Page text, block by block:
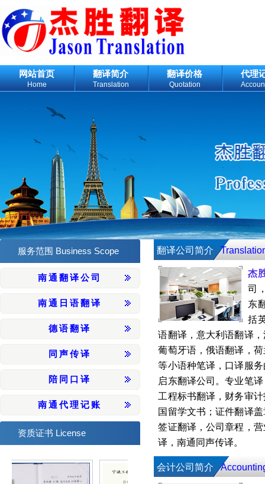
网站首页
Home
翻译简介
Translation
翻译价格
Quotation
代理
服务范围 Business Scope
南通翻译公司
南通日语翻译
德语翻译
同声传译
陪同口译
南通代理记账
资质证书 License
翻译公司简介
杰
司
东
括
语翻译，意大利语翻译
葡萄牙语，俄语翻译，
等小语种笔译，口译服
启东翻译公司 。专业笔
工程标书翻译，财务审
国留学文书；证件翻译
签证翻译，公司章程，营
译，南通 同声传译。
会计公司简介